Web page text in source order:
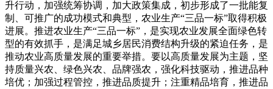
升行动，加强统筹协调，加大政策集成，初步形成了一批能复
制、可推广的成功模式和典型，农业生产“三品一标”取得积极
进展。推进农业生产“三品一标”，是实现农业发展全面绿色转
型的有效抓手，是满足城乡居民消费结构升级的紧迫任务，是
推动农业高质量发展的重要举措。要以高质量发展为主题，坚
持质量兴农、绿色兴农、品牌强农，强化科技驱动，推进品种
培优；加强过程管控，推进品质提升；注重精品培育，推进品